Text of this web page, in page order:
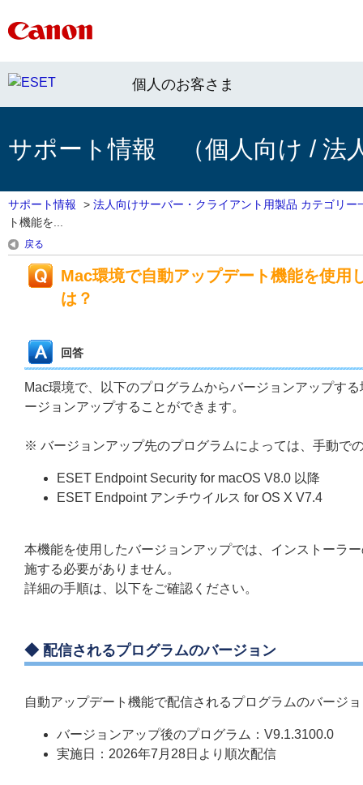
個人のお客さま
サポート情報 （個人向け / 法
サポート情報 > 法人向けサーバー・クライアント用製品 カテゴリー
ト機能を...
戻る
Mac環境で自動アップデート機能を使用
は？
回答
Mac環境で、以下のプログラムからバージョンアップす
ージョンアップすることができます。
※ バージョンアップ先のプログラムによっては、手動で
ESET Endpoint Security for macOS V8.0 以降
ESET Endpoint アンチウイルス for OS X V7.4
本機能を使用したバージョンアップでは、インストーラ
施する必要がありません。
詳細の手順は、以下をご確認ください。
◆ 配信されるプログラムのバージョン
自動アップデート機能で配信されるプログラムのバージ
バージョンアップ後のプログラム：V9.1.3100.0
実施日：2026年7月28日より順次配信